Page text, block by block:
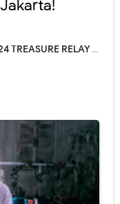
RELAY TOUR [REBOOT]